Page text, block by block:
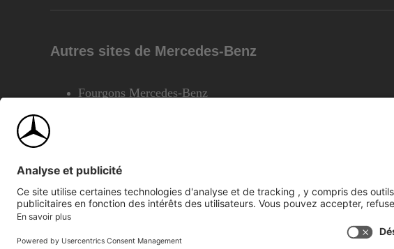
Autres sites de Mercedes-Benz
Fourgons Mercedes-Benz
©2026 Mercedes-Benz Canada Inc.